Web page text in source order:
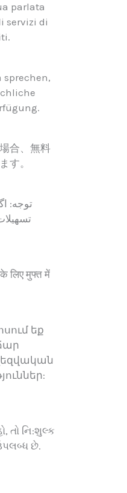
parlata
servizi di
sprechen,
合、無料
す。
توجه:
लिए मुफ्त में
եք
તો નિ:શુલ્ક
છે.